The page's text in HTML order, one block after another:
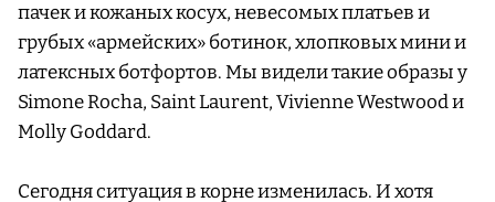
пачек и кожаных косух, невесомых платьев и
грубых «армейских» ботинок, хлопковых мини и
латексных ботфортов. Мы видели такие образы у
Simone Rocha, Saint Laurent, Vivienne Westwood и
Molly Goddard.
Сегодня ситуация в корне изменилась. И хотя